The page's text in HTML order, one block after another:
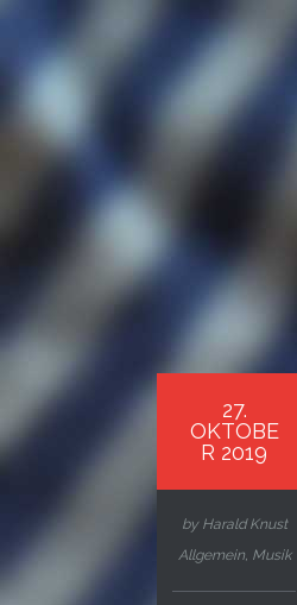
27.
OKTOBE
R 2019
by Harald Knust
Allgemein, Musik